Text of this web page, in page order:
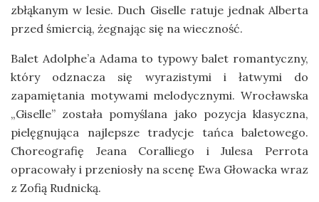
zbłąkanym w lesie. Duch Giselle ratuje jednak Alberta
przed śmiercią, żegnając się na wieczność.
Balet Adolphe’a Adama to typowy balet romantyczny,
który odznacza się wyrazistymi i łatwymi do
zapamiętania motywami melodycznymi. Wrocławska
„Giselle” została pomyślana jako pozycja klasyczna,
pielęgnująca najlepsze tradycje tańca baletowego.
Choreografię Jeana Coralliego i Julesa Perrota
opracowały i przeniosły na scenę Ewa Głowacka wraz
z Zofią Rudnicką.